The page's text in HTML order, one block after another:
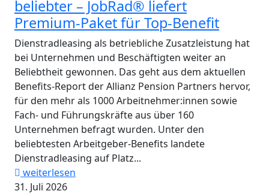
beliebter – JobRad® liefert
Premium-Paket für Top-Benefit
Dienstradleasing als betriebliche Zusatzleistung hat
bei Unternehmen und Beschäftigten weiter an
Beliebtheit gewonnen. Das geht aus dem aktuellen
Benefits-Report der Allianz Pension Partners hervor,
für den mehr als 1000 Arbeitnehmer:innen sowie
Fach- und Führungskräfte aus über 160
Unternehmen befragt wurden. Unter den
beliebtesten Arbeitgeber-Benefits landete
Dienstradleasing auf Platz...
weiterlesen
31. Juli 2026